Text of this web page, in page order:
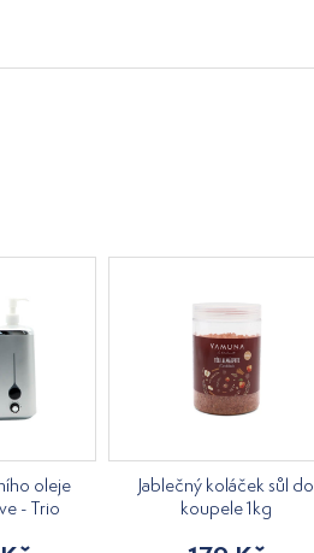
oleje
- Trio
Jablečný koláček sůl do
koupele 1kg